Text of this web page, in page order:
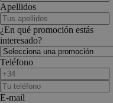
Apellidos
¿En qué promoción estás
interesado?
Teléfono
E-mail